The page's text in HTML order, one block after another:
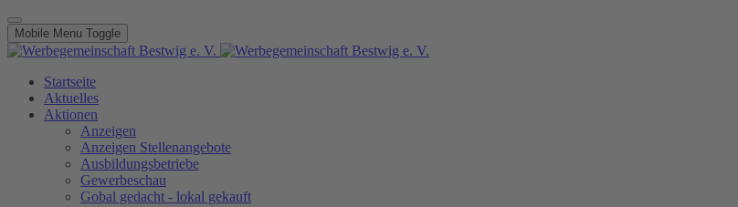
Mobile Menu Toggle
Startseite
Aktuelles
Aktionen
Anzeigen
Anzeigen Stellenangebote
Ausbildungsbetriebe
Gewerbeschau
Gobal gedacht - lokal gekauft